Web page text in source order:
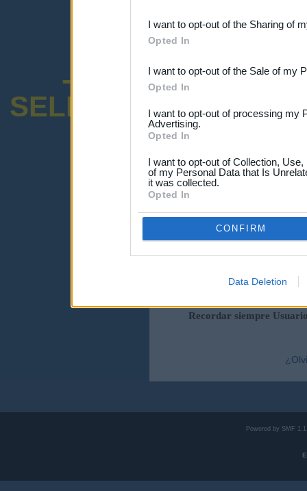
Downstream Participants
third parties.
I want to opt-out of the Sharing of
Opted In
I want to opt-out of the Sale of my
Opted In
I want to opt-out of processing my
Advertising.
Opted In
I want to opt-out of Collection,
of my Personal Data that Is
it was collected.
Opted In
CONFIRM
Data Deletion
-ENCUESTA
SELECTIVO
¡Advertencia!
Por favor ingresa abajo o haz clic-
Ingresar
Recordar siempre
Powered by SMF